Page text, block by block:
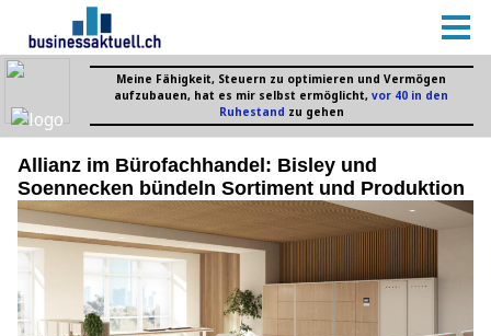
Allianz im Bürofachhandel: Bisley und
Soennecken bündeln Sortiment und Produktion